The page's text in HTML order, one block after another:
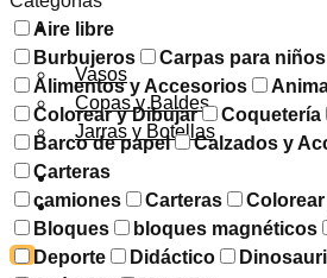
FESTEJOS
Vasos
Copas y Baldes
Jarras y Botellas
DESCUENTOS
CONTACTO
X
Aire libre
Burbujeros
Carpas para niños
Alimentos y Accesorios
Colorear y Dibujar
Coquetería
Barco de papel
Calzados y
Carteras
camiones
Carteras
Bloques
bloques magnéticos
Deporte
Didáctico